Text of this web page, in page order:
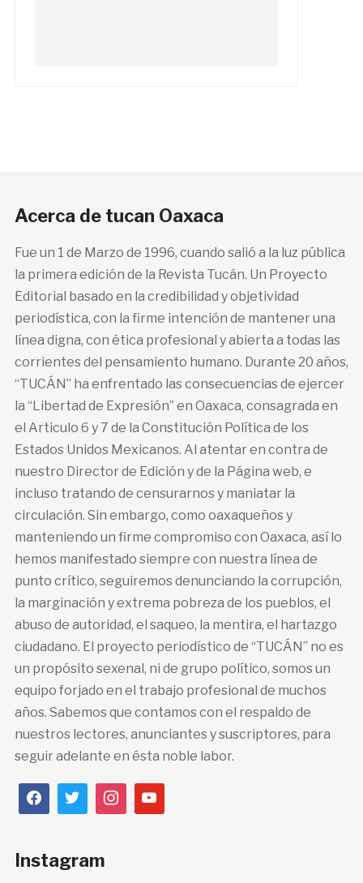
Acerca de tucan Oaxaca
Fue un 1 de Marzo de 1996, cuando salió a la luz pública
la primera edición de la Revista Tucán. Un Proyecto
Editorial basado en la credibilidad y objetividad
periodística, con la firme intención de mantener una
línea digna, con ética profesional y abierta a todas las
corrientes del pensamiento humano. Durante 20 años,
“TUCÁN” ha enfrentado las consecuencias de ejercer
la “Libertad de Expresión” en Oaxaca, consagrada en
el Articulo 6 y 7 de la Constitución Política de los
Estados Unidos Mexicanos. Al atentar en contra de
nuestro Director de Edición y de la Página web, e
incluso tratando de censurarnos y maniatar la
circulación. Sin embargo, como oaxaqueños y
manteniendo un firme compromiso con Oaxaca, así lo
hemos manifestado siempre con nuestra línea de
punto crítico, seguiremos denunciando la corrupción,
la marginación y extrema pobreza de los pueblos, el
abuso de autoridad, el saqueo, la mentira, el hartazgo
ciudadano. El proyecto periodístico de “TUCÁN” no es
un propósito sexenal, ni de grupo político, somos un
equipo forjado en el trabajo profesional de muchos
años. Sabemos que contamos con el respaldo de
nuestros lectores, anunciantes y suscriptores, para
seguir adelante en ésta noble labor.
Instagram